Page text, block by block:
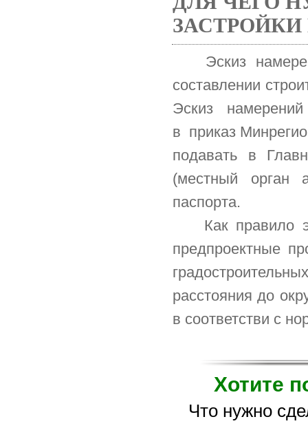
Эскиз
составлении
Эскиз
в приказ
подавать в
(местный орган
паспорта.
Как правило
предпроектные
расстояния до
в соответстви с
Хотите
Что нужно